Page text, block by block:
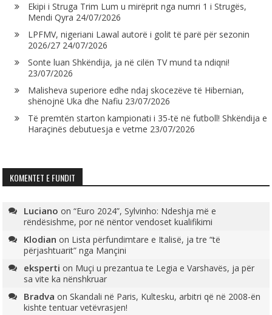
Ekipi i Struga Trim Lum u mirëprit nga numri 1 i Strugës,
Mendi Qyra 24/07/2026
LPFMV, nigeriani Lawal autorë i golit të parë për sezonin
2026/27 24/07/2026
Sonte luan Shkëndija, ja në cilën TV mund ta ndiqni!
23/07/2026
Malisheva superiore edhe ndaj skocezëve të Hibernian,
shënojnë Uka dhe Nafiu 23/07/2026
Të premtën starton kampionati i 35-të në futboll! Shkëndija e
Haraçinës debutuesja e vetme 23/07/2026
KOMENTET E FUNDIT
Luciano on“Euro 2024”, Sylvinho: Ndeshja më e
rëndësishme, por në nëntor vendoset kualifikimi
Klodian on Lista përfundimtare e Italisë, ja tre “të
përjashtuarit” nga Mançini
eksperti on Muçi u prezantua te Legia e Varshavës, ja për
sa vite ka nënshkruar
Bradva onSkandali në Paris, Kultesku, arbitri që në 2008-ën
kishte tentuar vetëvrasjen!